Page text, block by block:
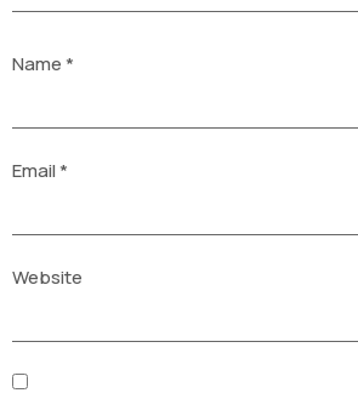
Name *
Email *
Website